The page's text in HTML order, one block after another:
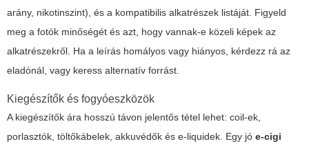
arány, nikotinszint), és a kompatibilis alkatrészek listáját. Figyeld
meg a fotók minőségét és azt, hogy vannak-e közeli képek az
alkatrészekről. Ha a leírás homályos vagy hiányos, kérdezz rá az
eladónál, vagy keress alternatív forrást.
Kiegészítők és fogyóeszközök
A kiegészítők ára hosszú távon jelentős tétel lehet: coil-ek,
porlasztók, töltőkábelek, akkuvédők és e-liquidek. Egy jó e-cigi